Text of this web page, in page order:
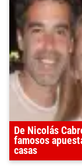
De Nicolás
famosos
casas